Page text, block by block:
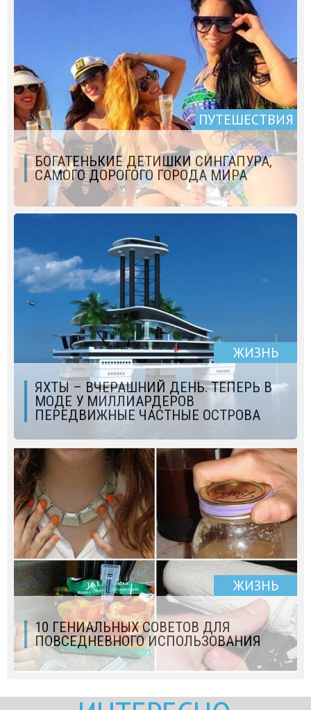
ПУТЕШЕСТВИЯ
БОГАТЕНЬКИЕ ДЕТИШКИ СИНГАПУРА,
САМОГО ДОРОГОГО ГОРОДА МИРА
ЖИЗНЬ
ЯХТЫ – ВЧЕРАШНИЙ ДЕНЬ. ТЕПЕРЬ В
МОДЕ У МИЛЛИАРДЕРОВ
ПЕРЕДВИЖНЫЕ ЧАСТНЫЕ ОСТРОВА
ЖИЗНЬ
10 ГЕНИАЛЬНЫХ СОВЕТОВ ДЛЯ
ПОВСЕДНЕВНОГО ИСПОЛЬЗОВАНИЯ